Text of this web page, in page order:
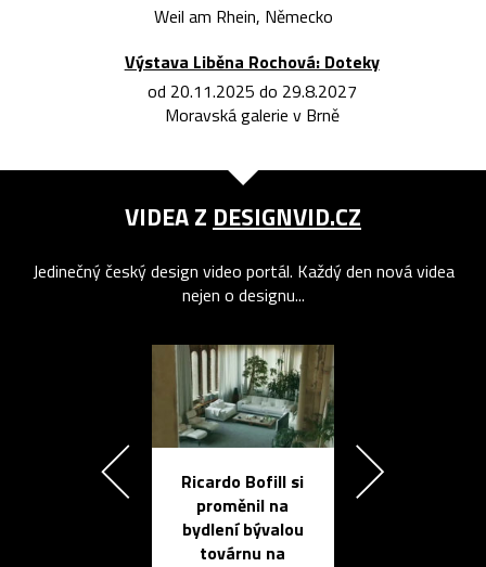
Weil am Rhein, Německo
Výstava Liběna Rochová: Doteky
od 20.11.2025 do 29.8.2027
Moravská galerie v Brně
VIDEA Z DESIGNVID.CZ
Jedinečný český design video portál. Každý den nová videa
nejen o designu...
Ricardo Bofill si
proměnil na
bydlení bývalou
továrnu na